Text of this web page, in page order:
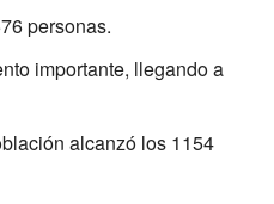
personas.
importante, llegando a
alcanzó los 1154